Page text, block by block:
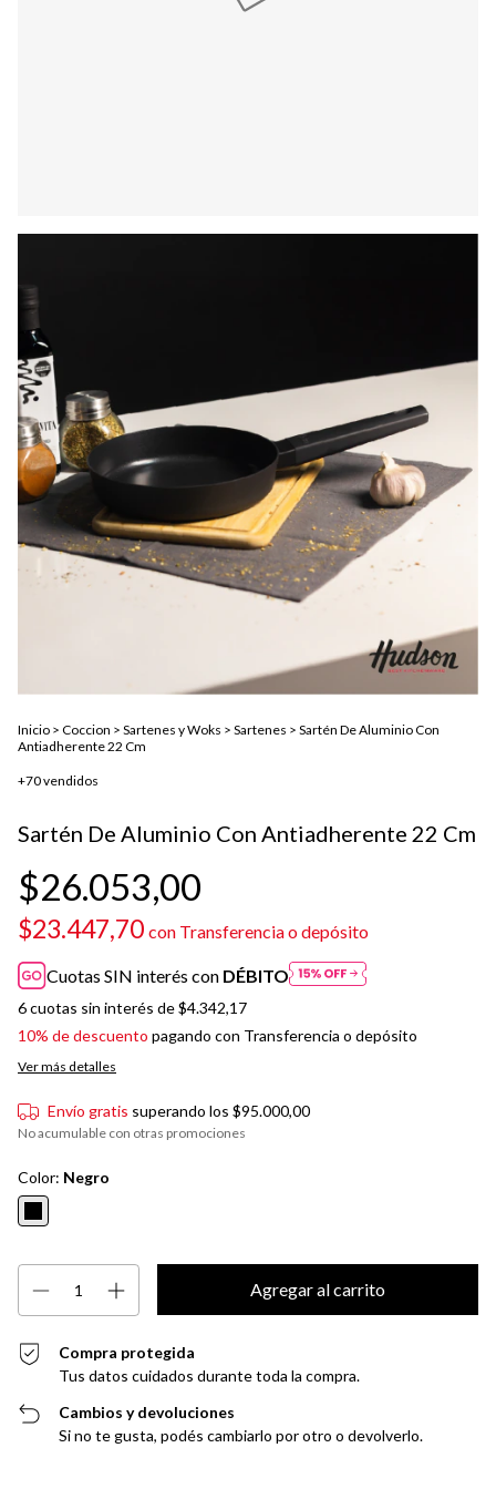
Inicio > Coccion > Sartenes y Woks > Sartenes > Sartén De Aluminio Con
Antiadherente 22 Cm
+70 vendidos
Sartén De Aluminio Con Antiadherente 22 Cm
$26.053,00
$23.447,70 con Transferencia o depósito
Cuotas SIN interés con DÉBITO
6cuotas sin interés de$4.342,17
10% de descuento pagando con Transferencia o depósito
Ver más detalles
Envío gratis superando los $95.000,00
No acumulable con otras promociones
Color: Negro
Compra protegida
Tus datos cuidados durante toda la compra.
Cambios y devoluciones
Si no te gusta, podés cambiarlo por otro o devolverlo.